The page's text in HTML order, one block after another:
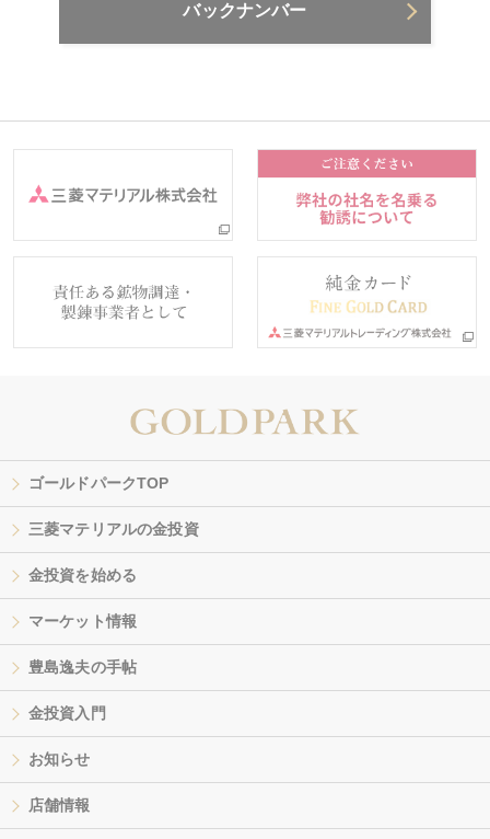
バックナンバー
ゴールドパークTOP
三菱マテリアルの金投資
金投資を始める
マーケット情報
豊島逸夫の手帖
金投資入門
お知らせ
店舗情報